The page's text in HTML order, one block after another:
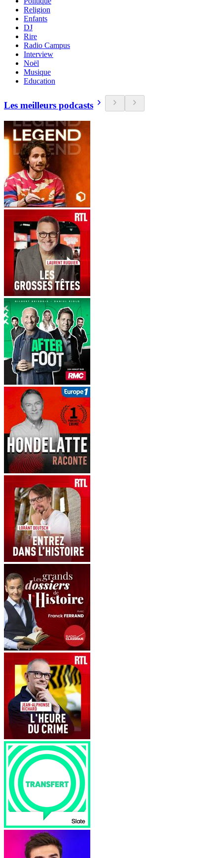
Religion
Enfants
DJ
Rire
Radio Campus
Interview
Noël
Musique
Education
Les meilleurs podcasts